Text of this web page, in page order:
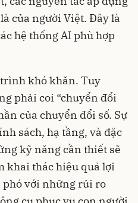
của người Việt. Đây là
hệ thống AI phù hợp
khó khăn. Tuy
phải coi “chuyển đổi
của chuyển đổi số. Sự
sách, hạ tầng, và đặc
kỹ năng cần thiết sẽ
khai thác hiệu quả lợi
phó với những rủi ro